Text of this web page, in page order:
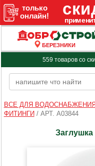
БЕРЕЗНИКИ
559 товаров со
ВСЕ ДЛЯ ВОДОСНАБЖЕНИЯ
ФИТИНГИ / АРТ. A03844